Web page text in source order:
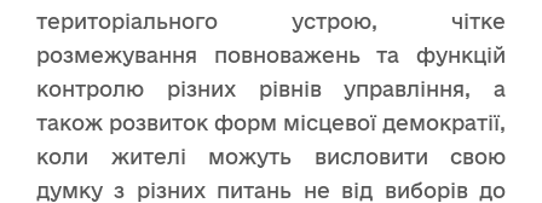
територіального устрою, чітке
розмежування повноважень та функцій
контролю різних рівнів управління, а
також розвиток форм місцевої демократії,
коли жителі можуть висловити свою
думку з різних питань не від виборів до